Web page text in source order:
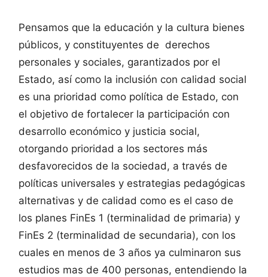
Pensamos que la educación y la cultura bienes
públicos, y constituyentes de derechos
personales y sociales, garantizados por el
Estado, así como la inclusión con calidad social
es una prioridad como política de Estado, con
el objetivo de fortalecer la participación con
desarrollo económico y justicia social,
otorgando prioridad a los sectores más
desfavorecidos de la sociedad, a través de
políticas universales y estrategias pedagógicas
alternativas y de calidad como es el caso de
los planes FinEs 1 (terminalidad de primaria) y
FinEs 2 (terminalidad de secundaria), con los
cuales en menos de 3 años ya culminaron sus
estudios mas de 400 personas, entendiendo la